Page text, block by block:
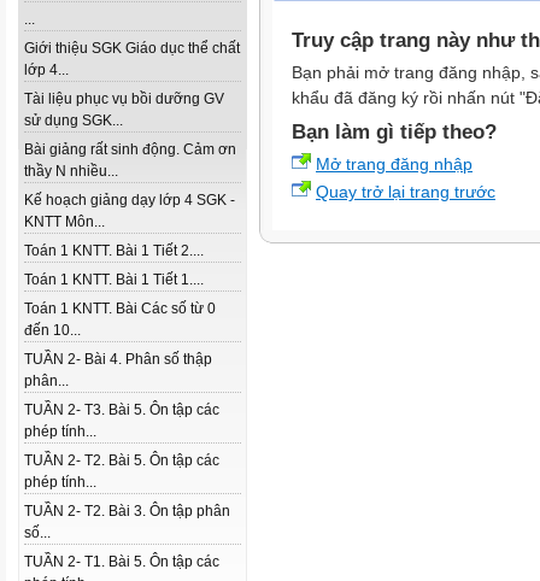
...
Giới thiệu SGK Giáo dục thể chất
lớp 4...
Tài liệu phục vụ bồi dưỡng GV
sử dụng SGK...
Bài giảng rất sinh động. Cảm ơn
thầy N nhiều...
Kế hoạch giảng dạy lớp 4 SGK -
KNTT Môn...
Toán 1 KNTT. Bài 1 Tiết 2....
Toán 1 KNTT. Bài 1 Tiết 1....
Toán 1 KNTT. Bài Các số từ 0
đến 10...
TUẦN 2- Bài 4. Phân số thập
phân...
TUẦN 2- T3. Bài 5. Ôn tập các
phép tính...
TUẦN 2- T2. Bài 5. Ôn tập các
phép tính...
TUẦN 2- T2. Bài 3. Ôn tập phân
số...
TUẦN 2- T1. Bài 5. Ôn tập các
Truy cập trang này như
Bạn phải mở trang đăng nhập,
khẩu đã đăng ký rồi nhấn nút
Bạn làm gì tiếp theo?
Mở trang đăng nhập
Quay trở lại trang trước